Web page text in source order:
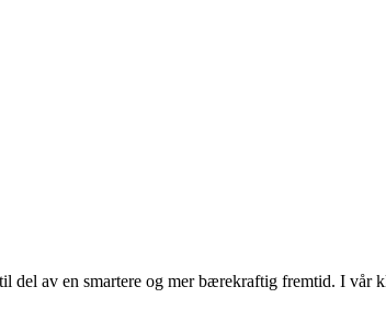
av en smartere og mer bærekraftig fremtid. I vår